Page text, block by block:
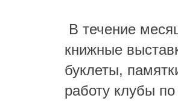
В течение
книжные
буклеты,
работу клубы